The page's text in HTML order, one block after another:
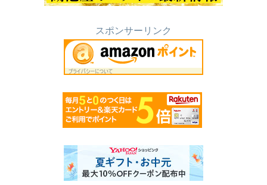
スポンサーリンク